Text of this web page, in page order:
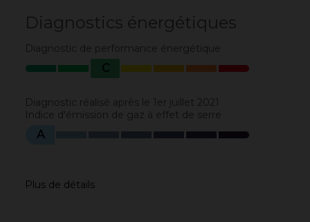
Diagnostics énergétiques
Diagnostic de performance énergétique
C
Diagnostic réalisé après le 1er juillet 2021
Indice d'émission de gaz à effet de serre
A
Plus de détails